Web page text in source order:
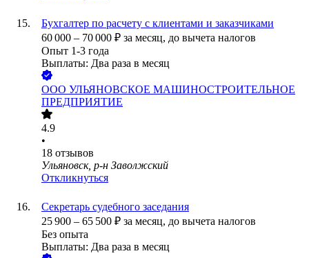
Бухгалтер по расчету с клиентами и заказчиками
60 000 – 70 000 ₽ за месяц, до вычета налогов
Опыт 1-3 года
Выплаты: Два раза в месяц
ООО УЛЬЯНОВСКОЕ МАШИНОСТРОИТЕЛЬНОЕ
ПРЕДПРИЯТИЕ
4.9
•
18 отзывов
Ульяновск, р-н Заволжский
Откликнуться
Секретарь судебного заседания
25 900 – 65 500 ₽ за месяц, до вычета налогов
Без опыта
Выплаты: Два раза в месяц